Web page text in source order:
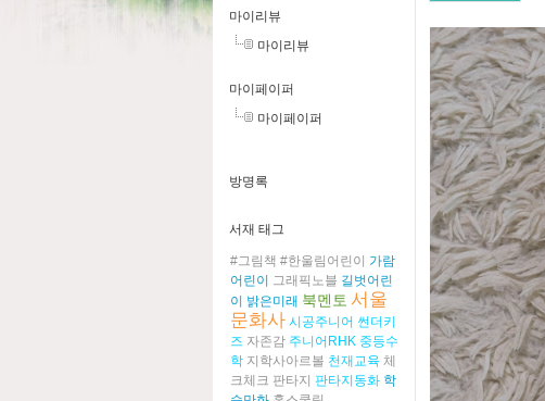
마이리뷰
마이리뷰
마이페이퍼
마이페이퍼
방명록
서재 태그
#그림책 #한울림어린이
가람
어린이
그래픽노블 길벗어린
이
밝은미래 북멘토 서울
문화사 시공주니어 썬더키
즈 자존감 주니어RHK 중등수
학 지학사아르볼 천재교육 체
크체크 판타지 판타지동화 학